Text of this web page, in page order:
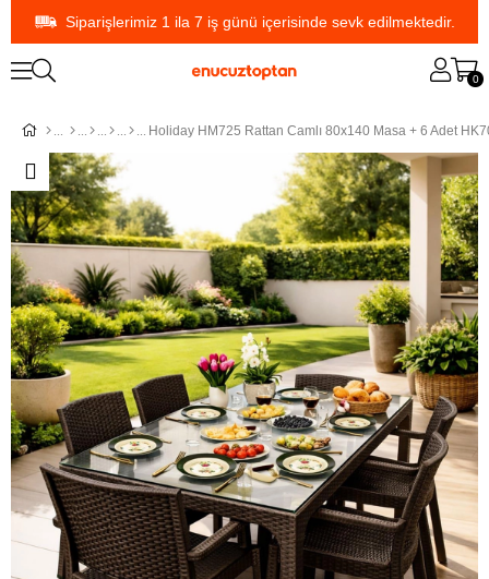
Siparişlerimiz 1 ila 7 iş günü içerisinde sevk edilmektedir.
0